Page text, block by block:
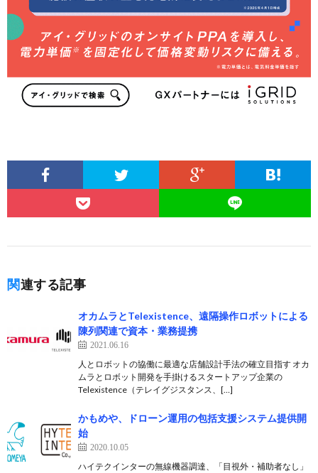
関連する記事
オカムラとTelexistence、遠隔操作ロボットによる
陳列関連で資本・業務提携
2021.06.16
人とロボットの協働に最適な店舗設計手法の確立目指す オカ
ムラとロボット開発を手掛けるスタートアップ企業の
Telexistence（テレイグジスタンス、[…]
かもめや、ドローン運用の包括支援システム提供開
始
2020.10.05
ハイテクインターの無線機器調達、「目視外・補助者なし」